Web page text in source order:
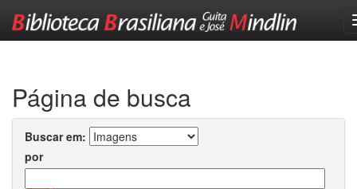
Página de busca
Buscar em:
por